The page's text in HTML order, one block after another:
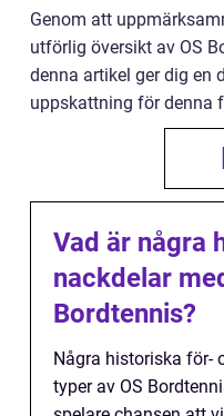
Genom att
utförlig översikt av OS
denna artikel ger dig en
uppskattning för denna
Vad är några
nackdelar
Bordtennis?
Några historiska för-
typer av OS